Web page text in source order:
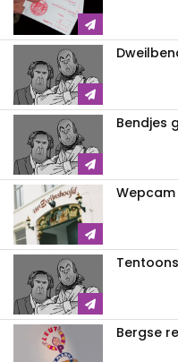
Bendjes
Bergse